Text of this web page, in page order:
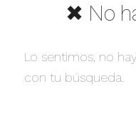
✖ No
Lo sentimos, no
con tu búsqueda.